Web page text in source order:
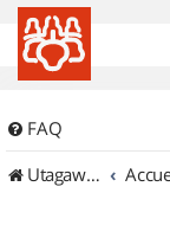
FAQ
UtagawaVTT (Randos VTT et VTTAE avec traces GPS)